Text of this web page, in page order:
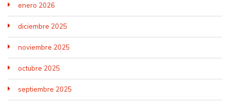
enero 2026
diciembre 2025
noviembre 2025
octubre 2025
septiembre 2025